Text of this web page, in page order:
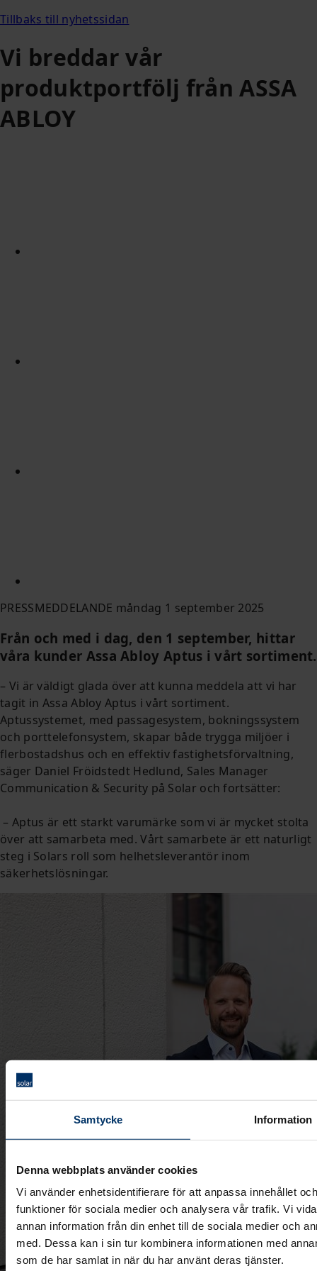
Samtycke Information
Denna webbplats använder cookies
Vi använder enhetsidentifierare för att anpassa innehållet
funktioner för sociala medier och analysera vår trafik. Vi
annan information från din enhet till de sociala medier och
med. Dessa kan i sin tur kombinera informationen med
som de har samlat in när du har använt deras tjänster.
Tillbaks till nyhetssidan
Vi breddar vår
produktportfölj från ASSA
ABLOY
PRESSMEDDELANDE måndag 1 september 2025
Från och med i dag, den 1 september, hittar
våra kunder Assa Abloy Aptus i vårt sortiment.
– Vi är väldigt glada över att kunna meddela att vi har
tagit in Assa Abloy Aptus i vårt sortiment.
Aptussystemet, med passagesystem, bokningssystem
och porttelefonsystem, skapar både trygga miljöer i
flerbostadshus och en effektiv fastighetsförvaltning,
säger Daniel Fröidstedt Hedlund, Sales Manager
Communication & Security på Solar och fortsätter:
– Aptus är ett starkt varumärke som vi är mycket stolta
över att samarbeta med. Vårt samarbete är ett naturligt
steg i Solars roll som helhetsleverantör inom
säkerhetslösningar.